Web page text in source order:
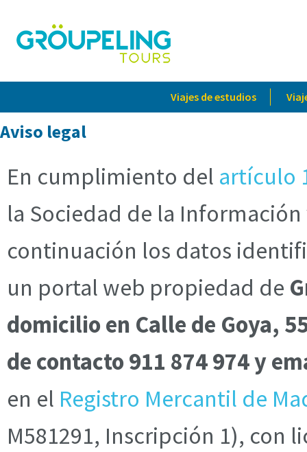
Viajes de estudios
Aviso legal
En cumplimiento del artículo
la Sociedad de la
continuación los datos
un portal web propiedad de
domicilio en Calle de Goya,
de contacto 911 874 974 y
en el Registro Mercantil de
M581291, Inscripción 1), con